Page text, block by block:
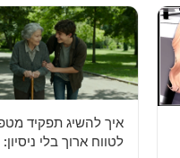
איך להשיג תפקיד
לטווח ארוך בלי ניסיון: